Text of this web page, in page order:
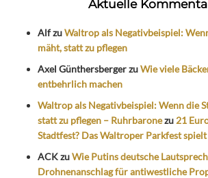
Aktuelle
AlfzuWaltrop als Negativbeispiel:
mäht, statt zu pflegen
Axel GünthersbergerzuWie viele
entbehrlich machen
Waltrop als Negativbeispiel: Wenn die
statt zu pflegen – Ruhrbaronezu 21
Stadtfest? Das Waltroper Parkfest
ACKzuWie Putins deutsche
Drohnenanschlag für antiwestliche